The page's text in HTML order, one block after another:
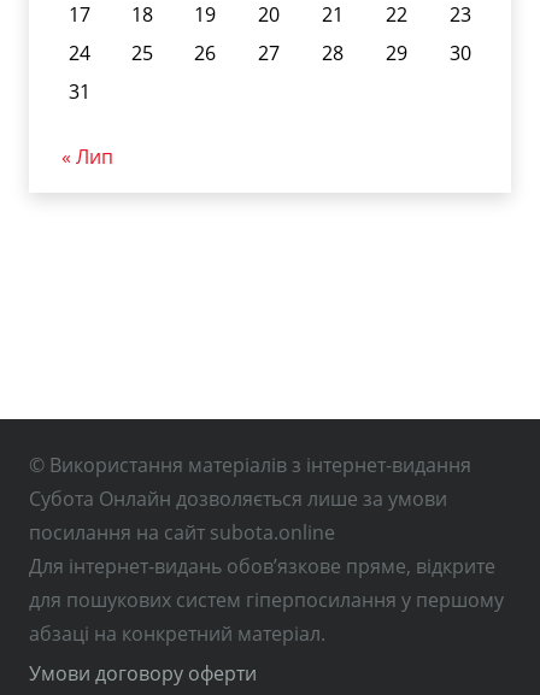
17
18 19 20 21 22
23
24
25 26 27 28 29
30
31
« Лип
© Використання матеріалів з інтернет-видання
Субота Онлайн дозволяється лише за умови
посилання на сайт subota.online
Для інтернет-видань обов’язкове пряме, відкрите
для пошукових систем гіперпосилання у першому
абзаці на конкретний матеріал.
Умови договору оферти